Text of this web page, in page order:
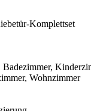
Komplettset
Badezimmer,
Wohnzimmer